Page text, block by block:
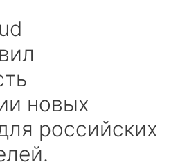
новых
российских